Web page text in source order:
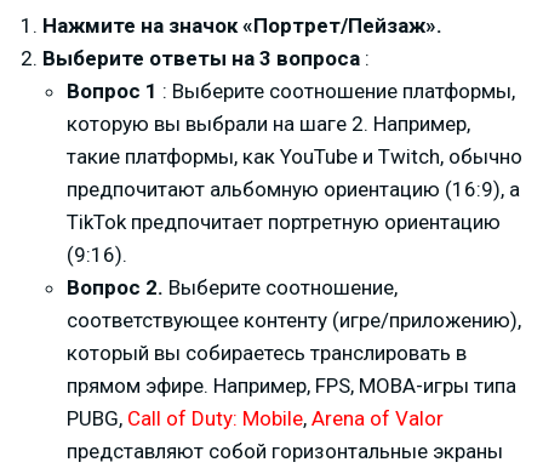
Нажмите на значок «Портрет/Пейзаж».
Выберите ответы на 3 вопроса :
Вопрос 1 : Выберите соотношение платформы,
которую вы выбрали на шаге 2. Например,
такие платформы, как YouTube и Twitch, обычно
предпочитают альбомную ориентацию (16:9), а
TikTok предпочитает портретную ориентацию
(9:16).
Вопрос 2. Выберите соотношение,
соответствующее контенту (игре/приложению),
который вы собираетесь транслировать в
прямом эфире. Например, FPS, MOBA-игры типа
PUBG, Call of Duty: Mobile, Arena of Valor
представляют собой горизонтальные экраны